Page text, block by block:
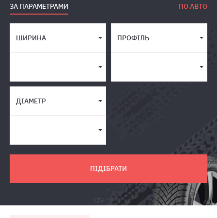
ЗА ПАРАМЕТРАМИ ПО АВТО
ШИРИНА ПРОФІЛЬ
ДІАМЕТР
ПІДІБРАТИ